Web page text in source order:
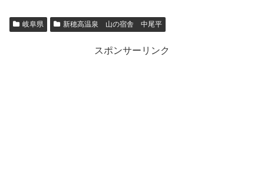
岐阜県 新穂高温泉 山の宿舎 中尾平
スポンサーリンク